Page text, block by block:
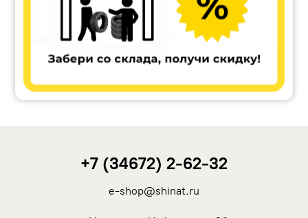
Ikon Tyres (Nokian Tyres)
Cordiant
Tunga
+7 (34672) 2-62-32
e-shop@shinat.ru